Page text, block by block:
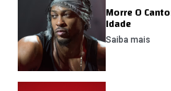
Morre O
Idade
Saiba mais